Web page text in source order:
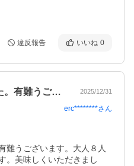
違反報告 いいね 0
予定通り商品が届きました。有難うござい… 2025/12/31
erc********さん
難うございます。大人８人
。美味しくいただきまし